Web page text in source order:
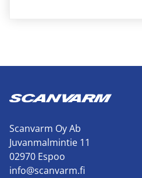
Scanvarm Oy Ab
Juvanmalmintie 11
02970 Espoo
info@scanvarm.fi